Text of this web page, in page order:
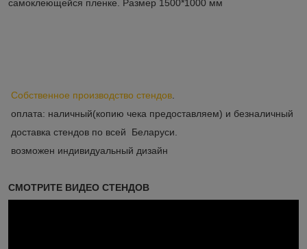
самоклеющейся пленке. Размер 1500*1000 мм
Собственное производство стендов.
оплата: наличный(копию чека предоставляем) и безналичный
доставка стендов по всей Беларуси.
возможен индивидуальный дизайн
СМОТРИТЕ ВИДЕО СТЕНДОВ